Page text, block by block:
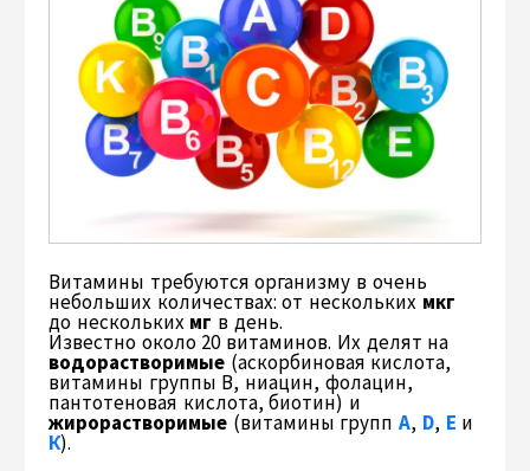
Витамины требуются организму в очень
небольших количествах: от нескольких мкг
до нескольких мг в день.
Известно около 20 витаминов. Их делят на
водорастворимые (аскорбиновая кислота,
витамины группы В, ниацин, фолацин,
пантотеновая кислота, биотин) и
жирорастворимые (витамины группA, D, Е и
К).